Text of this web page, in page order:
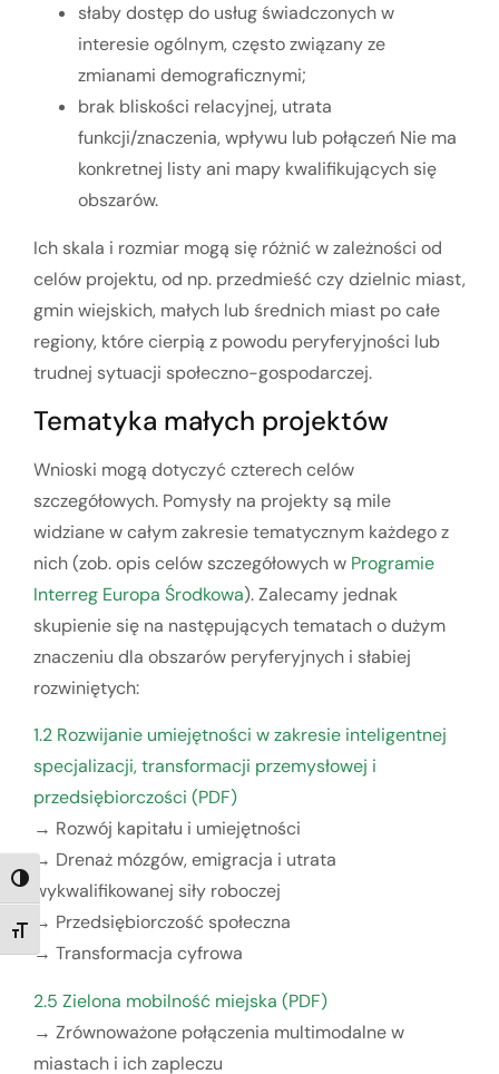
TOGGLE HIGH CONTRAST
TOGGLE FONT SIZE
słaby dostęp do usług świadczonych w
interesie ogólnym, często związany ze
zmianami demograficznymi;
brak bliskości relacyjnej, utrata
funkcji/znaczenia, wpływu lub połączeń Nie ma
konkretnej listy ani mapy kwalifikujących się
obszarów.
Ich skala i rozmiar mogą się różnić w zależności od
celów projektu, od np. przedmieść czy dzielnic miast,
gmin wiejskich, małych lub średnich miast po całe
regiony, które cierpią z powodu peryferyjności lub
trudnej sytuacji społeczno-gospodarczej.
Tematyka małych projektów
Wnioski mogą dotyczyć czterech celów
szczegółowych. Pomysły na projekty są mile
widziane w całym zakresie tematycznym każdego z
nich (zob. opis celów szczegółowych w Programie
Interreg Europa Środkowa). Zalecamy jednak
skupienie się na następujących tematach o dużym
znaczeniu dla obszarów peryferyjnych i słabiej
rozwiniętych:
1.2 Rozwijanie umiejętności w zakresie inteligentnej
specjalizacji, transformacji przemysłowej i
przedsiębiorczości (PDF)
→ Rozwój kapitału i umiejętności
→ Drenaż mózgów, emigracja i utrata
wykwalifikowanej siły roboczej
→ Przedsiębiorczość społeczna
→ Transformacja cyfrowa
2.5 Zielona mobilność miejska (PDF)
→ Zrównoważone połączenia multimodalne w
miastach i ich zapleczu